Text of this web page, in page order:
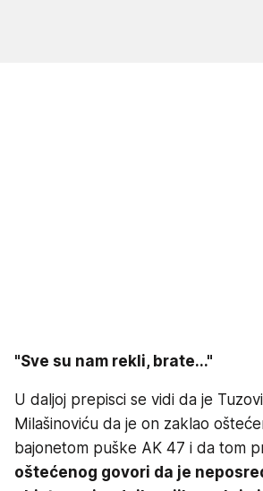
"Sve su nam rekli, brate..."
U daljoj prepisci se vidi da je
Milašinoviću da je on zaklao
bajonetom puške AK 47 i da tom
oštećenog govori da je